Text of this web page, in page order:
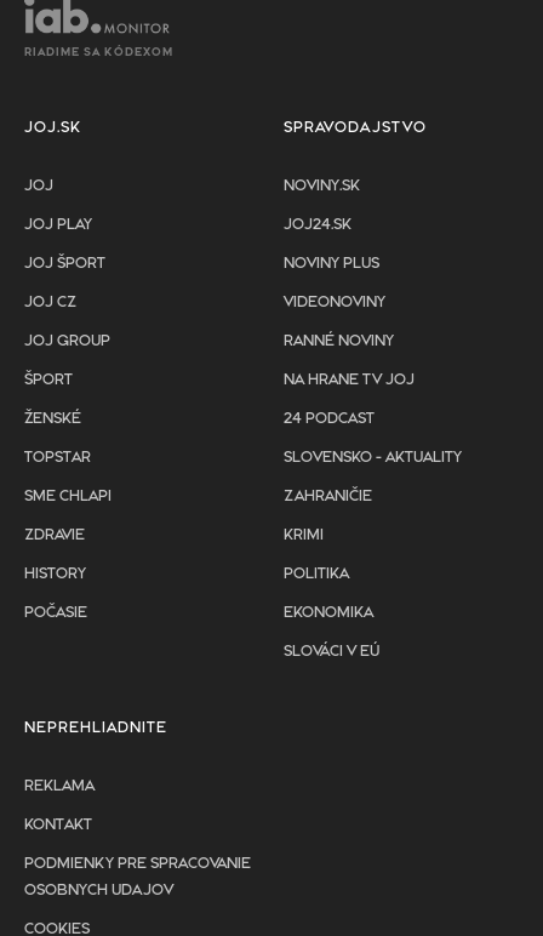
RIADIME SA KÓDEXOM
JOJ.SK
JOJ
JOJ PLAY
JOJ ŠPORT
JOJ CZ
JOJ GROUP
ŠPORT
ŽENSKÉ
TOPSTAR
SME CHLAPI
ZDRAVIE
HISTORY
POČASIE
SPRAVODAJSTVO
NOVINY.SK
JOJ24.SK
NOVINY PLUS
VIDEONOVINY
RANNÉ NOVINY
NA HRANE TV JOJ
24 PODCAST
SLOVENSKO - AKTUALITY
ZAHRANIČIE
KRIMI
POLITIKA
EKONOMIKA
SLOVÁCI V EÚ
NEPREHLIADNITE
REKLAMA
KONTAKT
PODMIENKY PRE SPRACOVANIE
OSOBNYCH UDAJOV
COOKIES